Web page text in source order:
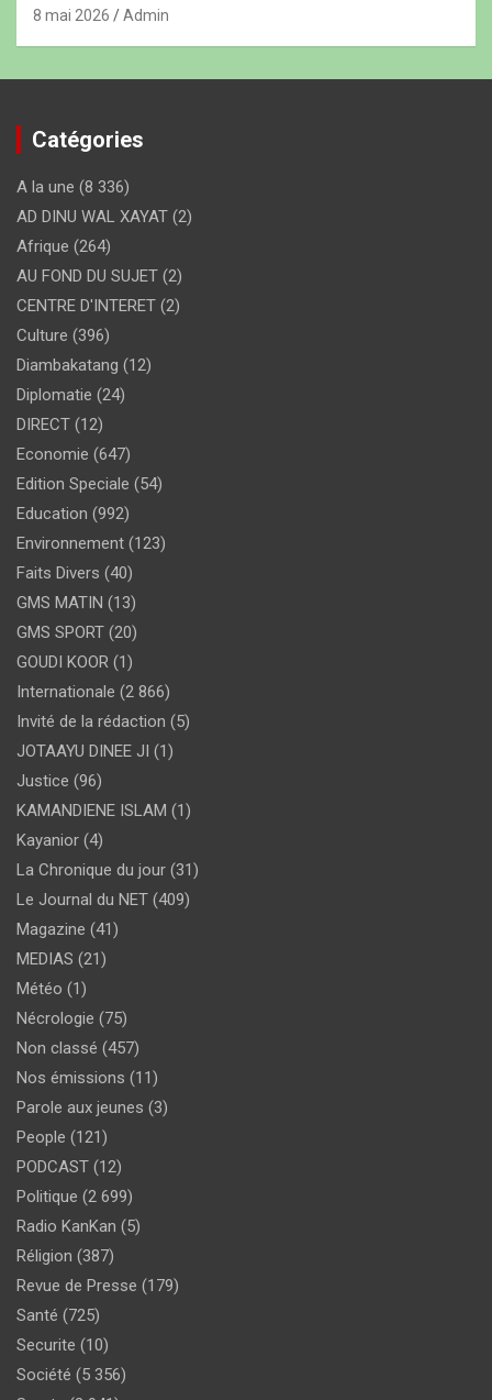
8 mai 2026 Admin
Catégories
A la une (8 336)
AD DINU WAL XAYAT (2)
Afrique (264)
AU FOND DU SUJET (2)
CENTRE D'INTERET (2)
Culture (396)
Diambakatang (12)
Diplomatie (24)
DIRECT (12)
Economie (647)
Edition Speciale (54)
Education (992)
Environnement (123)
Faits Divers (40)
GMS MATIN (13)
GMS SPORT (20)
GOUDI KOOR (1)
Internationale (2 866)
Invité de la rédaction (5)
JOTAAYU DINEE JI (1)
Justice (96)
KAMANDIENE ISLAM (1)
Kayanior (4)
La Chronique du jour (31)
Le Journal du NET (409)
Magazine (41)
MEDIAS (21)
Météo (1)
Nécrologie (75)
Non classé (457)
Nos émissions (11)
Parole aux jeunes (3)
People (121)
PODCAST (12)
Politique (2 699)
Radio KanKan (5)
Réligion (387)
Revue de Presse (179)
Santé (725)
Securite (10)
Société (5 356)